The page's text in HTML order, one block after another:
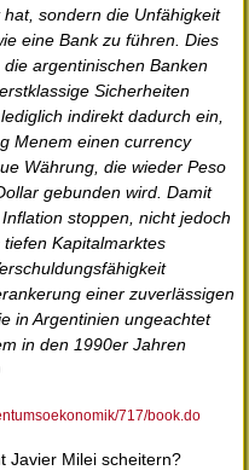
sondern die Unfähigkeit
eine Bank zu führen. Dies
argentinischen Banken
Sicherheiten
indirekt dadurch ein,
Menem einen currency
Währung, die wieder Peso
gebunden wird. Damit
stoppen, nicht jedoch
Kapitalmarktes
einer zuverlässigen
in Argentinien ungeachtet
in den 1990er Jahren
717/book.do
Javier Milei scheitern?